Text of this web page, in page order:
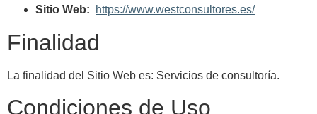
Sitio Web:
https://www.westconsultores.es/
Finalidad
La finalidad del Sitio Web es: Servicios de consultoría.
Condiciones de Uso